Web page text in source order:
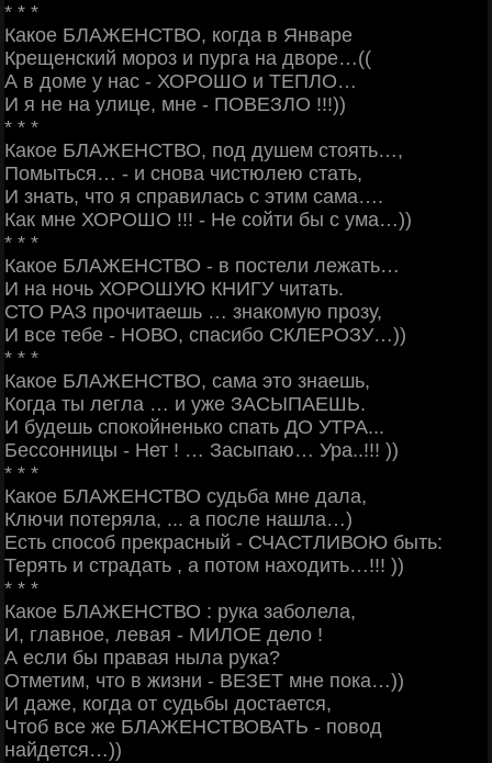
* * *
Какое БЛАЖЕНСТВО, когда в Январе
Крещенский мороз и пурга на дворе…((
А в доме у нас - ХОРОШО и ТЕПЛО…
И я не на улице, мне - ПОВЕЗЛО !!!))
* * *
Какое БЛАЖЕНСТВО, под душем стоять…,
Помыться… - и снова чистюлею стать,
И знать, что я справилась с этим сама….
Как мне ХОРОШО !!! - Не сойти бы с ума…))
* * *
Какое БЛАЖЕНСТВО - в постели лежать…
И на ночь ХОРОШУЮ КНИГУ читать.
СТО РАЗ прочитаешь … знакомую прозу,
И все тебе - НОВО, спасибо СКЛЕРОЗУ…))
* * *
Какое БЛАЖЕНСТВО, сама это знаешь,
Когда ты легла … и уже ЗАСЫПАЕШЬ.
И будешь спокойненько спать ДО УТРА...
Бессонницы - Нет ! … Засыпаю… Ура..!!! ))
* * *
Какое БЛАЖЕНСТВО судьба мне дала,
Ключи потеряла, ... а после нашла…)
Есть способ прекрасный - СЧАСТЛИВОЮ быть:
Терять и страдать , а потом находить…!!! ))
* * *
Какое БЛАЖЕНСТВО : рука заболела,
И, главное, левая - МИЛОЕ дело !
А если бы правая ныла рука?
Отметим, что в жизни - ВЕЗЕТ мне пока…))
И даже, когда от судьбы достается,
Чтоб все же БЛАЖЕНСТВОВАТЬ - повод
найдется…))